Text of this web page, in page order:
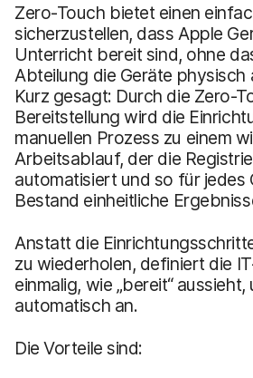
Zero-Touch bietet einen
sicherzustellen, dass Apple
Unterricht bereit sind, ohne
Abteilung die Geräte physisch
Kurz gesagt: Durch die Zero-
Bereitstellung wird die
manuellen Prozess zu einem
Arbeitsablauf, der die
automatisiert und so für jedes
Bestand einheitliche
Anstatt die
zu wiederholen, definiert die
einmalig, wie „bereit“
automatisch an.
Die Vorteile sind: